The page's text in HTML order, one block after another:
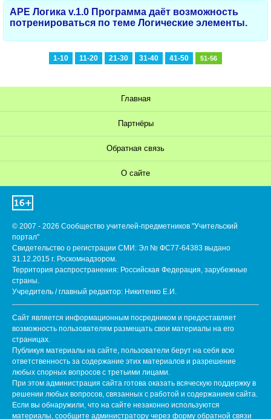
APE Логика v.1.0 Программа даёт возможность
потренироваться по теме Логические элементы.
1-10 11-20 21-30 31-40 41-50 51-56
Главная
Партнёры
Обратная связь
О сайте
© 2007 - 2026 Сообщество учителей-предметников "Учительский
портал"
Свидетельство о регистрации СМИ: Эл № ФС77-64383 выдано
31.12.2015 г. Роскомнадзором.
Территория распространения: Российская Федерация, зарубежные
страны.
Учредитель / главный редактор: Никитенко Е.И.
Сайт является информационным посредником и предоставляет
возможность пользователям размещать свои материалы на его
страницах.
Публикуя материалы на сайте, пользователи берут на себя всю
ответственность за содержание этих материалов и разрешение
любых спорных вопросов с третьими лицами.
При этом администрация сайта готова оказать всяческую поддержку в
решении любых вопросов, связанных с работой и содержанием сайта.
Если вы обнаружили, что на сайте незаконно используются
материалы, сообщите администратору через форму обратной связи